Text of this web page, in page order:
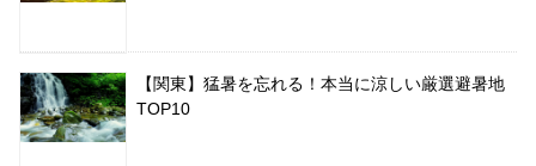
【関東】猛暑を忘れる！本当に涼しい厳選避暑地
TOP10